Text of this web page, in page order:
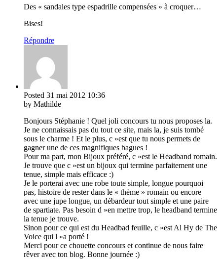
Des « sandales type espadrille compensées » à croquer…
Bises!
Répondre
Posted 31 mai 2012 10:36
by Mathilde
Bonjours Stéphanie ! Quel joli concours tu nous proposes la.
Je ne connaissais pas du tout ce site, mais la, je suis tombé
sous le charme ! Et le plus, c »est que tu nous permets de
gagner une de ces magnifiques bagues !
Pour ma part, mon Bijoux préféré, c »est le Headband romain.
Je trouve que c »est un bijoux qui termine parfaitement une
tenue, simple mais efficace :)
Je le porterai avec une robe toute simple, longue pourquoi
pas, histoire de rester dans le « thème » romain ou encore
avec une jupe longue, un débardeur tout simple et une paire
de spartiate. Pas besoin d »en mettre trop, le headband termine
la tenue je trouve.
Sinon pour ce qui est du Headbad feuille, c »est Al Hy de The
Voice qui l »a porté !
Merci pour ce chouette concours et continue de nous faire
rêver avec ton blog. Bonne journée :)